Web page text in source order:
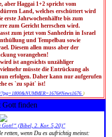
aber Haggai 1+2 spricht vom
Land, welches erschüttert wird
erste Jahrwochenhälfte bis zum
zum Gericht herrschen wird.
zum jetzt vom Sanhedrin in Israel
und Tempelbau sowie
Diesem allen muss aber der
vorangehen!
ist angesichts unzähliger
müsste die Entrückung als
erfolgen. Daher kann nur aufgerufen
es `zu spät` ist!
?pg=1800&NUMMER=1676#News1676 )
Gott finden
Gott!“ (Bibel, 2. Kor. 5,20)"
retten, wenn Du es aufrichtig meinst: